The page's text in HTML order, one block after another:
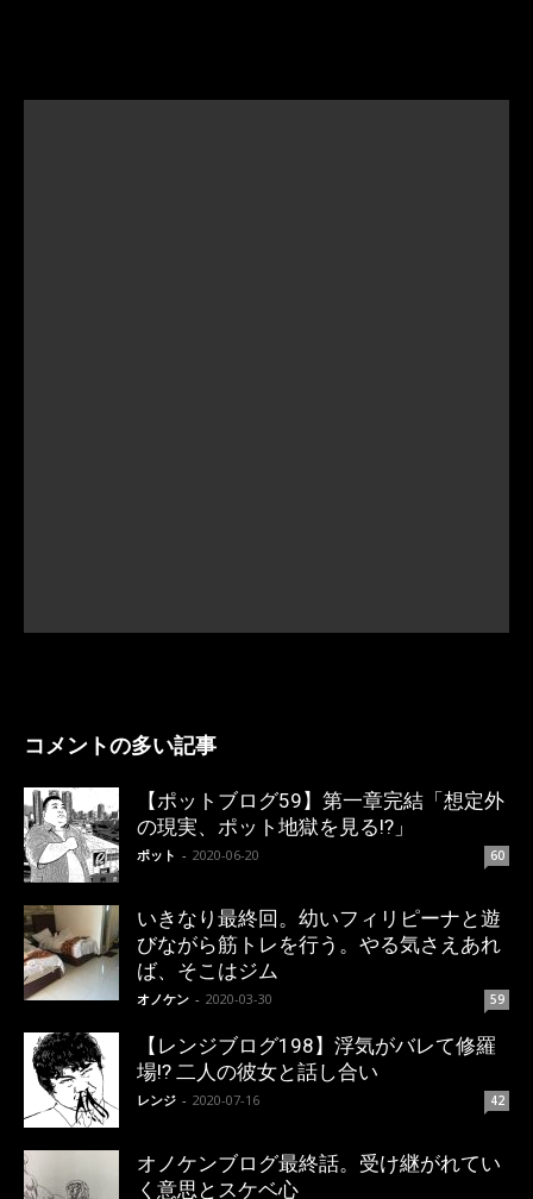
コメントの多い記事
【ポットブログ59】第一章完結「想定外
の現実、ポット地獄を見る!?」
ポット - 2020-06-20 60
いきなり最終回。幼いフィリピーナと遊
びながら筋トレを行う。やる気さえあれ
ば、そこはジム
オノケン - 2020-03-30 59
【レンジブログ198】浮気がバレて修羅
場!? 二人の彼女と話し合い
レンジ - 2020-07-16 42
オノケンブログ最終話。受け継がれてい
く意思とスケベ心